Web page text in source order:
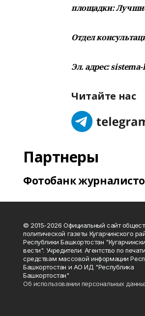
площадки:
Отдел
Эл. адрес:
Читайте нас
Партнеры
Фотобанк
© 2015-2026 Официальный сайт
политической газеты Кугарчинского
Республики Башкортостан
вести". Учредители: Агентство по
средствам массовой информации
Башкортостан и АО ИД "Республика
Башкортостан"
Об использовании персональных